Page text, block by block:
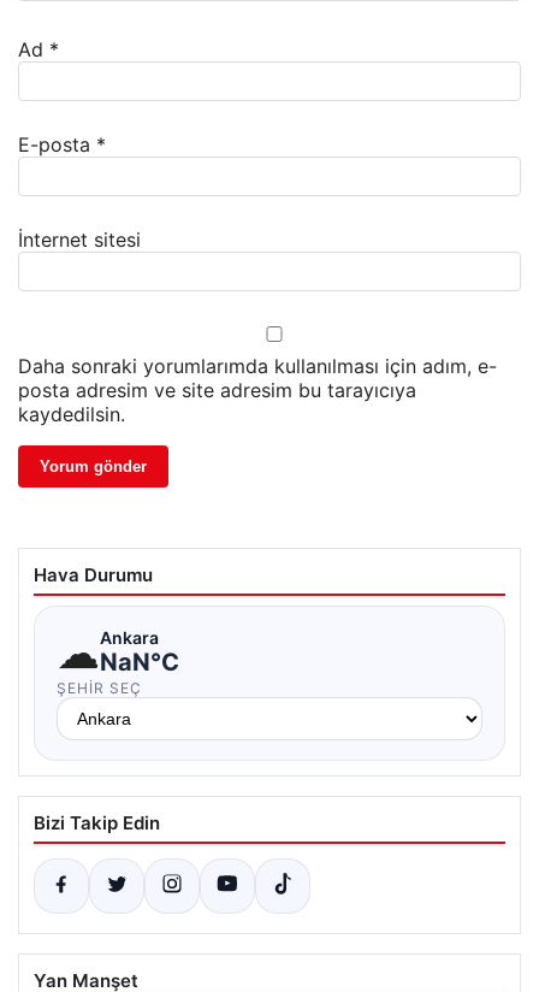
Ad *
E-posta *
İnternet sitesi
Daha sonraki yorumlarımda kullanılması için adım, e-
posta adresim ve site adresim bu tarayıcıya
kaydedilsin.
Hava Durumu
☁Ankara
NaN°C
ŞEHIR SEÇ
Bizi Takip Edin
Yan Manşet